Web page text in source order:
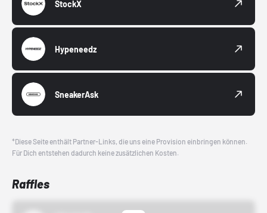
StockX
Hypeneedz
SneakerAsk
*Diese Seite enthält Partner-Links, die uns eine Provision einbringen können.
Für Dich entstehen dadurch keine zusätzlichen Kosten.
Raffles